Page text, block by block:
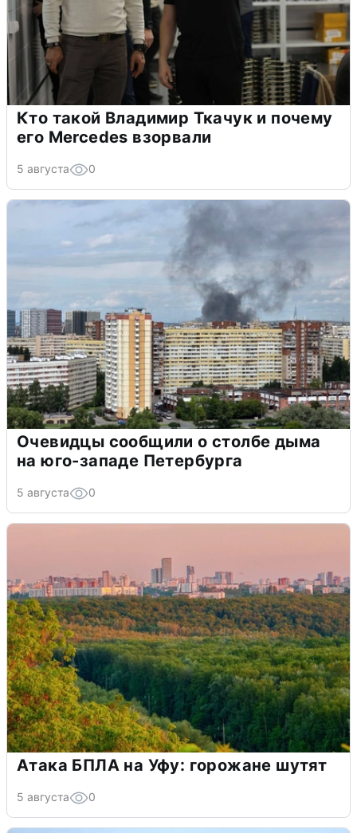
Кто такой Владимир Ткачук и почему
его Mercedes взорвали
5 августа 0
Очевидцы сообщили о столбе дыма
на юго-западе Петербурга
5 августа 0
Атака БПЛА на Уфу: горожане шутят
5 августа 0